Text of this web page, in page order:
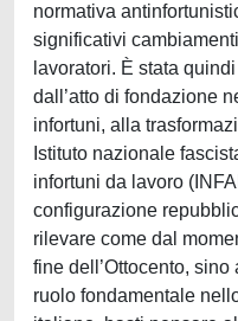
normativa
significativi
lavoratori. È stata
dall’atto di fondazione
infortuni, alla
Istituto nazionale
infortuni da lavoro
configurazione
rilevare come dal
fine dell’Ottocento, sino
ruolo fondamentale